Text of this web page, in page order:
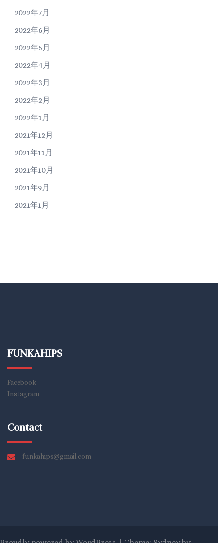
2022年7月
2022年6月
2022年5月
2022年4月
2022年3月
2022年2月
2022年1月
2021年12月
2021年11月
2021年10月
2021年9月
2021年1月
FUNKAHIPS
Facebook
Instagram
Contact
funkahips@gmail.com